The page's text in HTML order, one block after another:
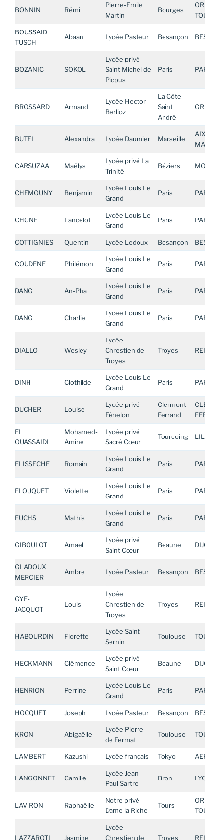
BONNIN Rémi
Pierre-Emile
Martin
Bourges
TOURS
BOUSSAID
TUSCH
Abaan Lycée Pasteur Besançon
BOZANIC SOKOL
Lycée privé
Saint Michel de
Picpus
Paris PARIS
BROSSARD Armand
Lycée Hector
Berlioz
La Côte
Saint
André
BUTEL Alexandra Lycée Daumier Marseille
AIX-
CARSUZAA Maëlys
Lycée privé La
Trinité
Béziers
CHEMOUNY Benjamin
Lycée Louis Le
Grand
Paris PARIS
CHONE Lancelot
Lycée Louis Le
Grand
Paris PARIS
COTTIGNIES Quentin Lycée Ledoux Besançon
COUDENE Philémon
Lycée Louis Le
Grand
Paris PARIS
DANG An-Pha
Lycée Louis Le
Grand
Paris PARIS
DANG Charlie
Lycée Louis Le
Grand
Paris PARIS
DIALLO Wesley
Lycée
Chrestien de
Troyes
Troyes REIMS
DINH Clothilde
Lycée Louis Le
Grand
Paris PARIS
DUCHER Louise
Lycée privé
Fénelon
Clermont-
Ferrand
EL
OUASSAIDI
Mohamed-
Amine
Lycée privé
Sacré Cœur
Tourcoing LILLE
ELISSECHE Romain
Lycée Louis Le
Grand
Paris PARIS
FLOUQUET Violette
Lycée Louis Le
Grand
Paris PARIS
FUCHS Mathis
Lycée Louis Le
Grand
Paris PARIS
GIBOULOT Amael
Lycée privé
Saint Cœur
Beaune DIJON
GLADOUX
MERCIER
Ambre Lycée Pasteur Besançon
GYE-
JACQUOT
Louis
Lycée
Chrestien de
Troyes
Troyes REIMS
HABOURDIN Florette
Lycée Saint
Sernin
Toulouse
HECKMANN Clémence
Lycée privé
Saint Cœur
Beaune DIJON
HENRION Perrine
Lycée Louis Le
Grand
Paris PARIS
HOCQUET Joseph Lycée Pasteur Besançon
KRON Abigaëlle
Lycée Pierre
de Fermat
Toulouse
LAMBERT Kazushi Lycée français Tokyo AEFE
LANGONNET Camille
Lycée Jean-
Paul Sartre
Bron LYON
LAVIRON Raphaëlle
Notre privé
Dame la Riche
Tours
TOURS
LAZZAROTI Jasmine
Lycée
Chrestien de
Troyes REIMS